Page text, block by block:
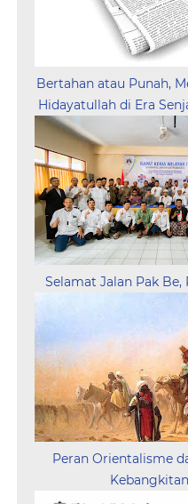
Bertahan atau Punah,
Hidayatullah di Era
Selamat Jalan Pak
Peran Orientalisme